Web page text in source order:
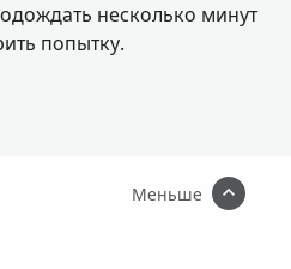
несколько минут
попытку.
Меньше